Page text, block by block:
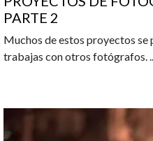
PARTE 2
Muchos de estos proyectos se
trabajas con otros fotógrafos.